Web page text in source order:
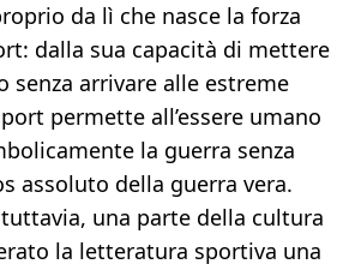
da lì che nasce la forza
dalla sua capacità di mettere
senza arrivare alle estreme
permette all’essere umano
la guerra senza
assoluto della guerra vera.
una parte della cultura
la letteratura sportiva una